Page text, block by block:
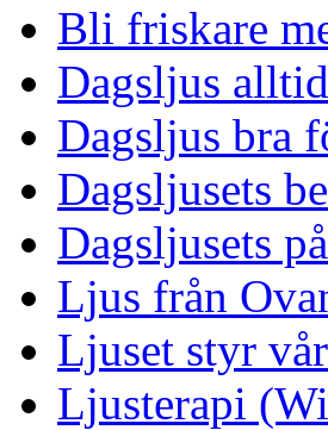
Bli friskare
Dagsljus
Dagsljus bra
Dagsljusets
Dagsljusets
Ljus från
Ljuset styr
Ljusterapi